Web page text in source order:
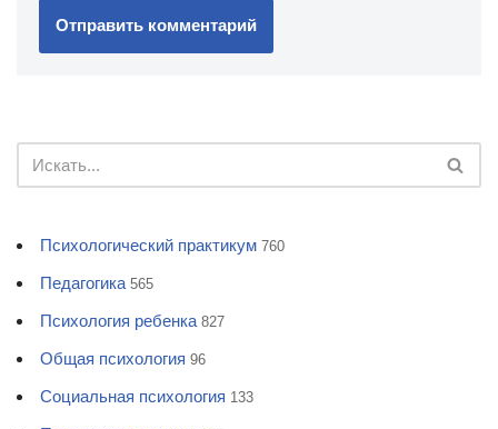
Психологический практикум 760
Педагогика 565
Психология ребенка 827
Общая психология 96
Социальная психология 133